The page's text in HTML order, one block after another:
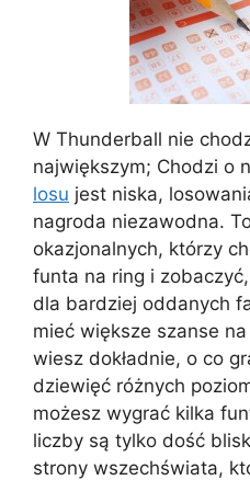
W Thunderball nie
największym; Chodzi o
losu jest niska,
nagroda niezawodna.
okazjonalnych, którzy
funta na ring i
dla bardziej oddanych
mieć większe szanse
wiesz dokładnie, o co
dziewięć różnych
możesz wygrać kilka
liczby są tylko dość
strony wszechświata,